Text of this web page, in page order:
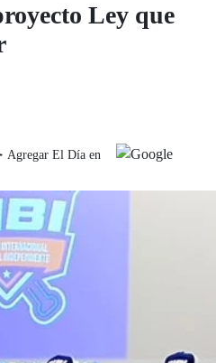
Ley que
Agregar El Día en